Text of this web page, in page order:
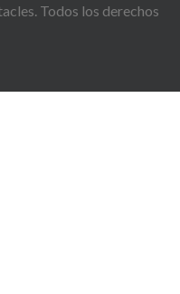
Todos los derechos